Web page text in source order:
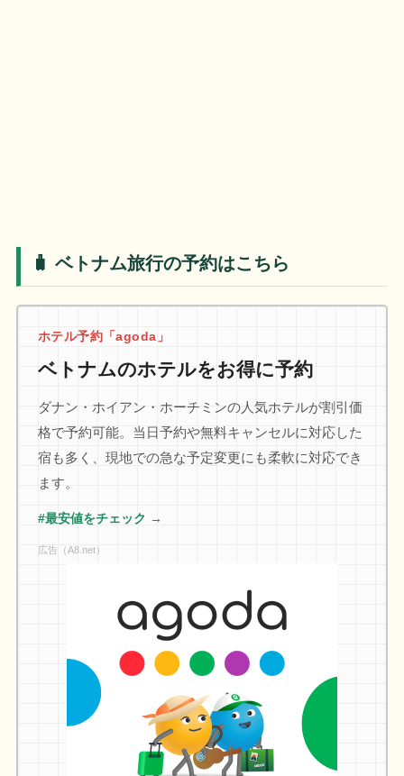
🧳 ベトナム旅行の予約はこちら
ホテル予約「agoda」
ベトナムのホテルをお得に予約
ダナン・ホイアン・ホーチミンの人気ホテルが割引価
格で予約可能。当日予約や無料キャンセルに対応した
宿も多く、現地での急な予定変更にも柔軟に対応でき
ます。
#最安値をチェック →
広告（A8.net）